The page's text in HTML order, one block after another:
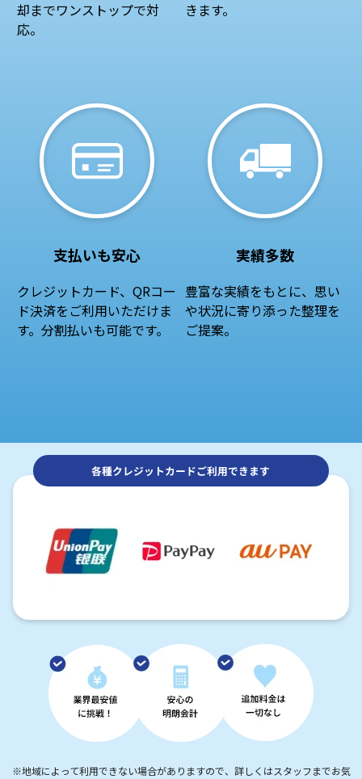
却までワンストップで対
応。
きます。
支払いも安心
クレジットカード、QRコー
ド決済をご利用いただけま
す。分割払いも可能です。
実績多数
豊富な実績をもとに、思い
や状況に寄り添った整理を
ご提案。
各種クレジットカードご利用できます
※地域によって利用できない場合がありますので、詳しくはスタッフまでお気